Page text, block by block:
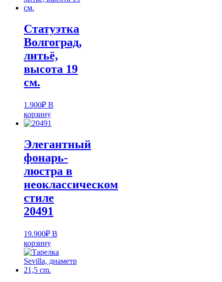
Статуэтка
Волгоград,
литьё,
высота 19
см.
1.900₽ В
корзину
Элегантный
фонарь-
люстра в
неоклассическом
стиле
20491
19.900₽ В
корзину